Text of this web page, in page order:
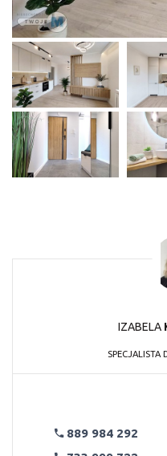
IZABELA
SPECJALISTA
889 984 292